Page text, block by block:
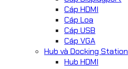
Cáp HDMI
Cáp Loa
Cáp USB
Cáp VGA
Hub và Docking Station
Hub HDMI